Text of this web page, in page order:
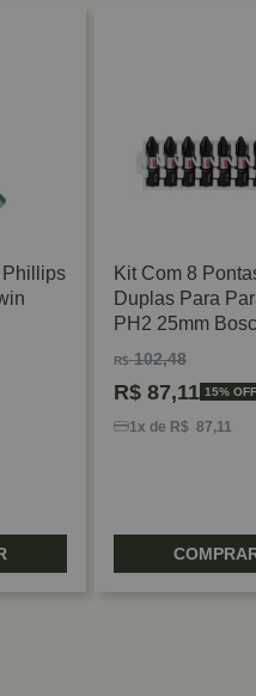
Phillips
Kit Com 8
Duplas Para
PH2 25mm
R$102,48
R$87,11 15% OFF
1x de R$ 87,11